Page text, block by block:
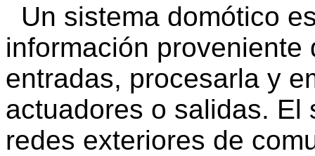
Un sistema domótico
información proveniente
entradas, procesarla y
actuadores o salidas. El
redes exteriores de